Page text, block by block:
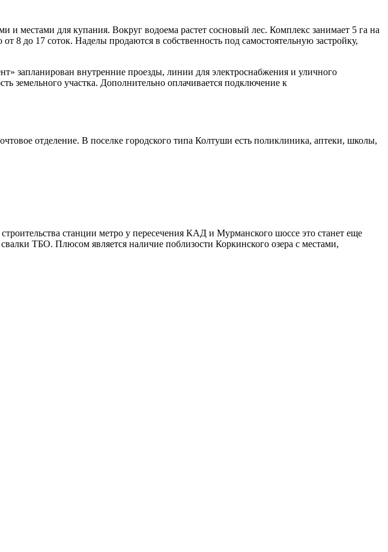
и местами для купания. Вокруг водоема растет сосновый лес. Комплекс занимает 5 га на
8 до 17 соток. Наделы продаются в собственность под самостоятельную застройку,
запланирован внутренние проезды, линии для электроснабжения и уличного
земельного участка. Дополнительно оплачивается подключение к
отделение. В поселке городского типа Колтуши есть поликлиника, аптеки, школы,
станции метро у пересечения КАД и Мурманского шоссе это станет еще
ТБО. Плюсом является наличие поблизости Коркинского озера с местами,